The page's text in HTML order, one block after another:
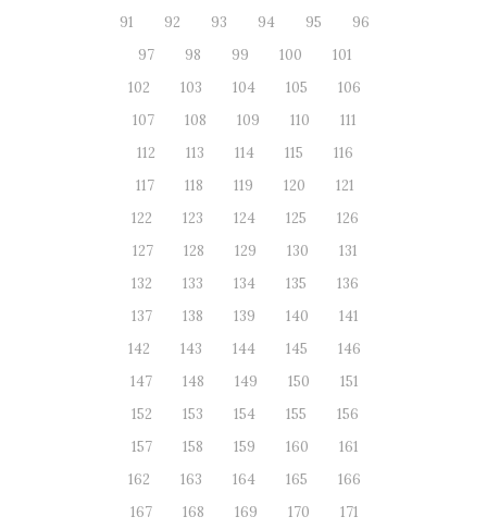
91
92 93 94 95
96
97
98 99 100
101
102
103 104 105
106
107
108 109 110
111
112
113 114 115
116
117
118 119 120
121
122
123 124 125
126
127
128 129 130
131
132
133 134 135
136
137
138 139 140
141
142
143 144 145
146
147
148 149 150
151
152
153 154 155
156
157
158 159 160
161
162
163 164 165
166
167
168 169 170
171